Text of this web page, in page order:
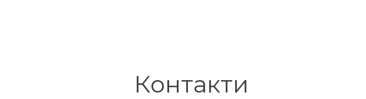
Контакти